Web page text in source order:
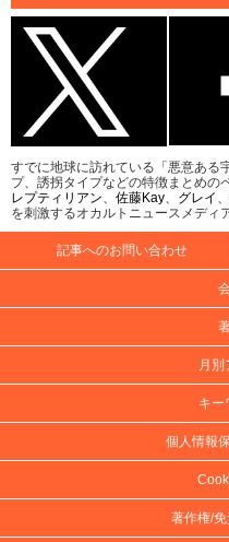
すでに地球に訪れている「悪意ある
プ、誘拐タイプなどの特徴まとめの
レプティリアン、 佐藤Kay、 グレイ 、
を刺激するオカルトニュースメディ
記事へのお問い合わせ
月別
キー
個人情報
著作権/